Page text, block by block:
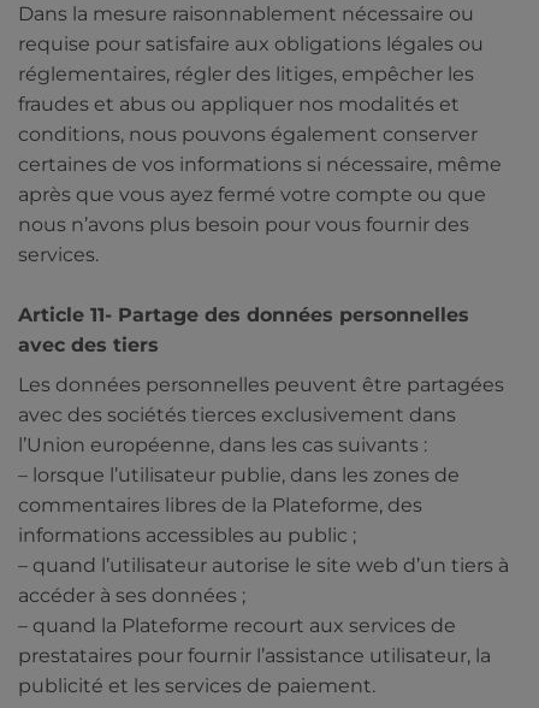
Dans la mesure raisonnablement nécessaire ou
requise pour satisfaire aux obligations légales ou
réglementaires, régler des litiges, empêcher les
fraudes et abus ou appliquer nos modalités et
conditions, nous pouvons également conserver
certaines de vos informations si nécessaire, même
après que vous ayez fermé votre compte ou que
nous n’avons plus besoin pour vous fournir des
services.
Article 11- Partage des données personnelles
avec des tiers
Les données personnelles peuvent être partagées
avec des sociétés tierces exclusivement dans
l’Union européenne, dans les cas suivants :
– lorsque l’utilisateur publie, dans les zones de
commentaires libres de la Plateforme, des
informations accessibles au public ;
– quand l’utilisateur autorise le site web d’un tiers à
accéder à ses données ;
– quand la Plateforme recourt aux services de
prestataires pour fournir l’assistance utilisateur, la
publicité et les services de paiement.